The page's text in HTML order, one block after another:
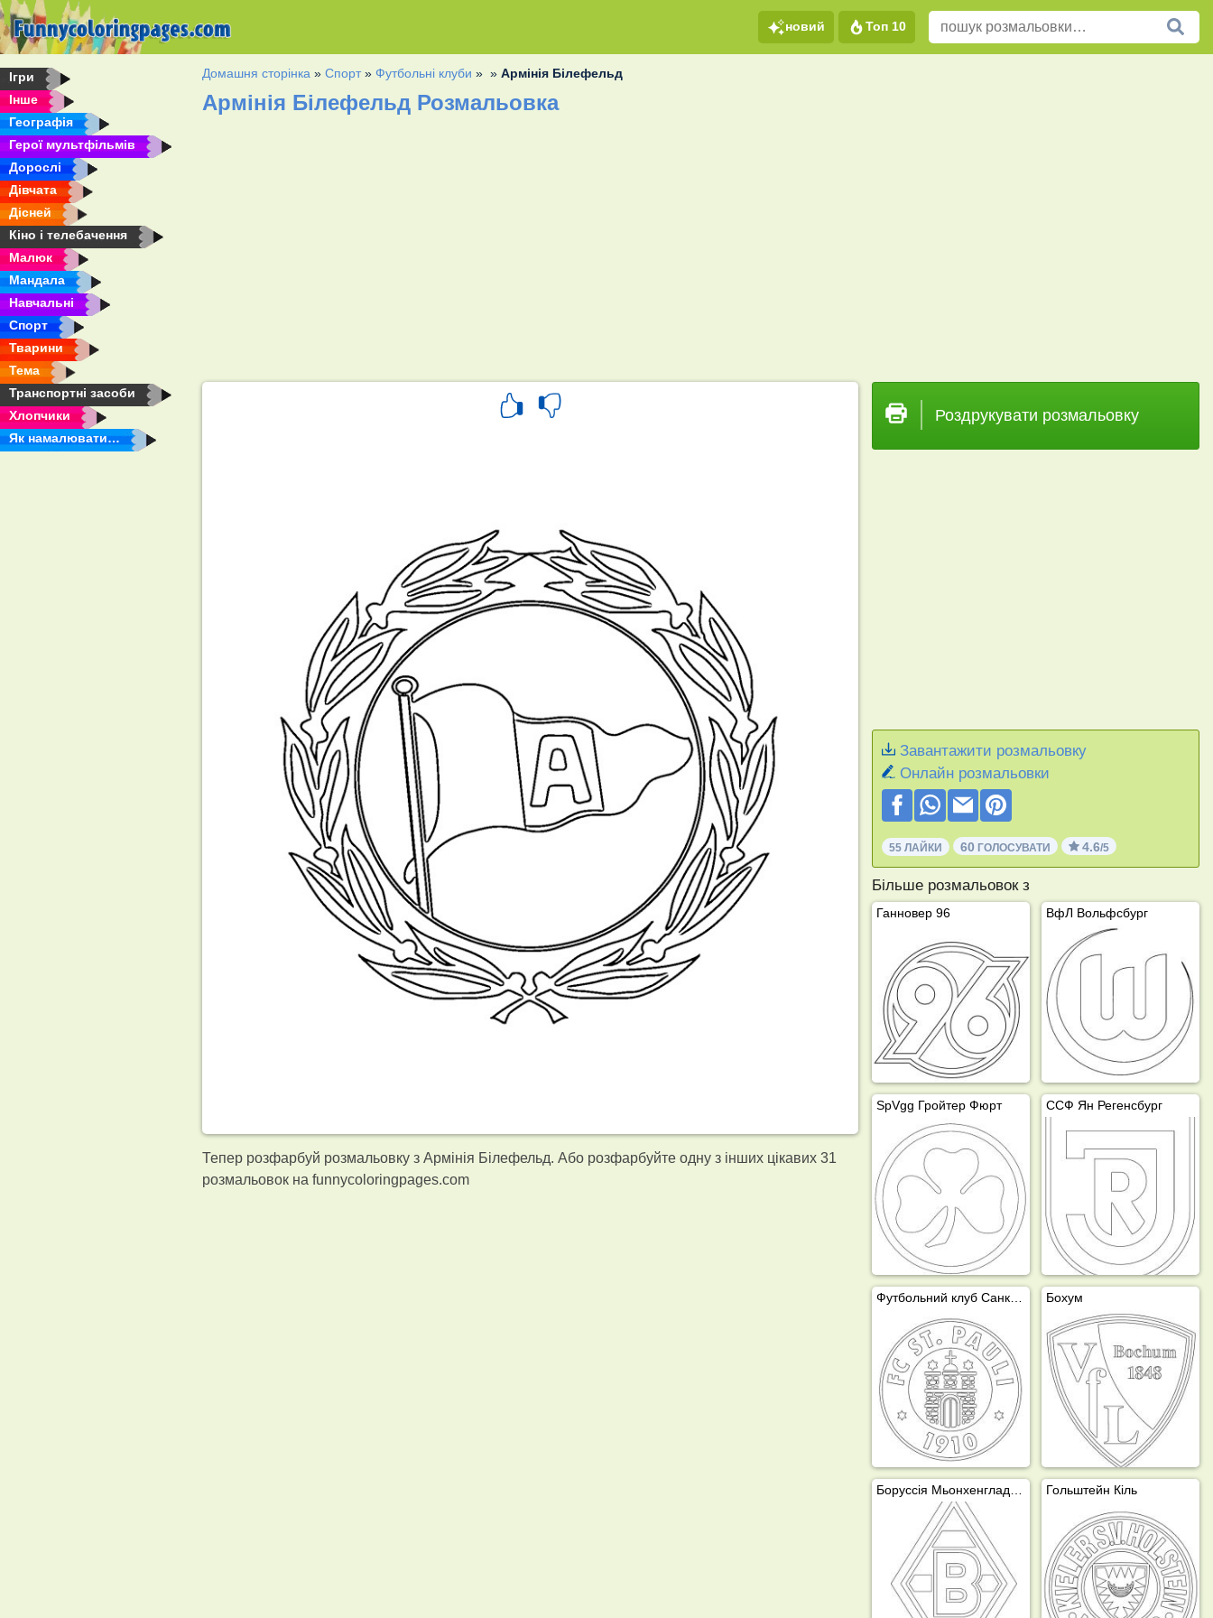
новий Топ 10
Ігри
Інше
Географія
Герої мультфільмів
Дорослі
Дівчата
Дісней
Кіно і телебачення
Малюк
Мандала
Навчальні
Спорт
Тварини
Тема
Транспортні засоби
Хлопчики
Як намалювати…
Домашня сторінка »Спорт»Футбольні клуби » »Армінія Білефельд
Армінія Білефельд Розмальовка
Тепер розфарбуй розмальовку з Армінія Білефельд. Або розфарбуйте одну з інших цікавих 31
розмальовок на funnycoloringpages.com
Роздрукувати розмальовку
Завантажити розмальовку
Онлайн розмальовки
55 ЛАЙКИ 60 ГОЛОСУВАТИ 4.6/5
Більше розмальовок з
Ганновер 96 ВфЛ Вольфсбург
SpVgg Гройтер Фюрт ССФ Ян Регенсбург
Футбольний клуб Санкт-Паулі Бохум
Гольштейн Кіль